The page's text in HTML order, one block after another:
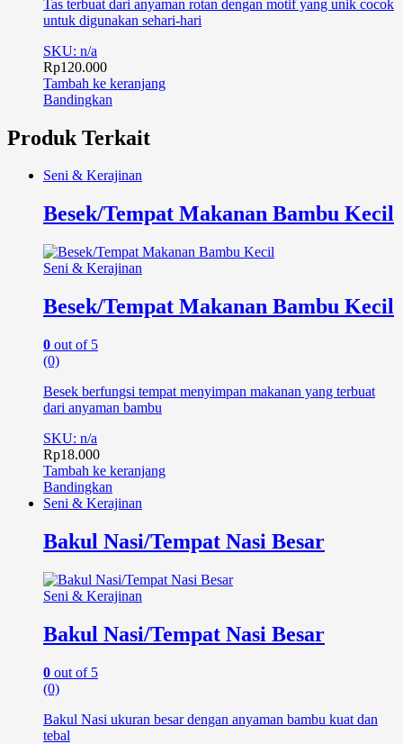
Tas terbuat dari anyaman rotan dengan motif yang unik cocok
untuk digunakan sehari-hari
SKU: n/a
Rp120.000
Tambah ke keranjang
Bandingkan
Produk Terkait
Seni & Kerajinan
Besek/Tempat Makanan Bambu Kecil
Seni & Kerajinan
Besek/Tempat Makanan Bambu Kecil
0 out of 5
(0)
Besek berfungsi tempat menyimpan makanan yang terbuat
dari anyaman bambu
SKU: n/a
Rp18.000
Tambah ke keranjang
Bandingkan
Seni & Kerajinan
Bakul Nasi/Tempat Nasi Besar
Seni & Kerajinan
Bakul Nasi/Tempat Nasi Besar
0 out of 5
(0)
Bakul Nasi ukuran besar dengan anyaman bambu kuat dan
tebal